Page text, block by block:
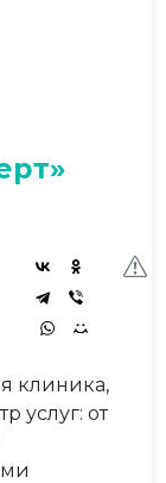
клиника,
услуг: от